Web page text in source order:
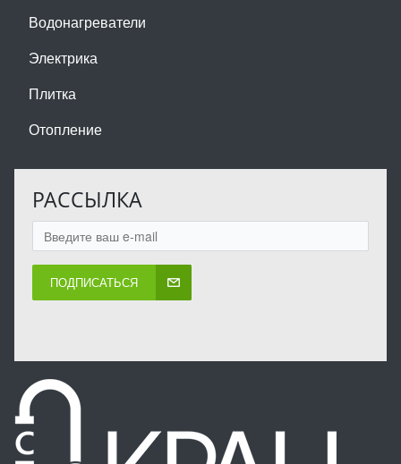
Водонагреватели
Электрика
Плитка
Отопление
РАССЫЛКА
ПОДПИСАТЬСЯ